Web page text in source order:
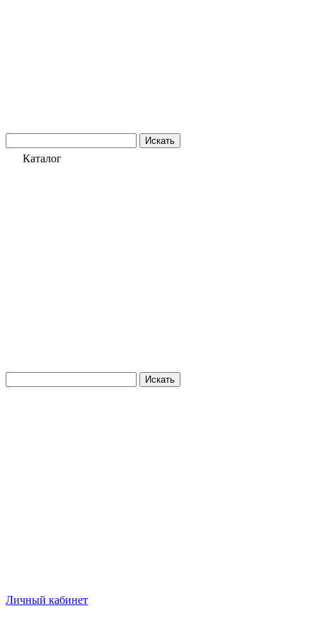
Искать
Каталог
Искать
Личный кабинет